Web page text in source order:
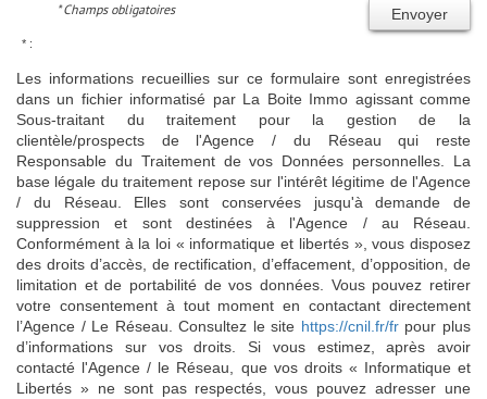
Envoyer
* Champs obligatoires
* :
Les informations recueillies sur ce formulaire sont enregistrées
dans un fichier informatisé par La Boite Immo agissant comme
Sous-traitant du traitement pour la gestion de la
clientèle/prospects de l'Agence / du Réseau qui reste
Responsable du Traitement de vos Données personnelles. La
base légale du traitement repose sur l'intérêt légitime de l'Agence
/ du Réseau. Elles sont conservées jusqu'à demande de
suppression et sont destinées à l'Agence / au Réseau.
Conformément à la loi « informatique et libertés », vous disposez
des droits d’accès, de rectification, d’effacement, d’opposition, de
limitation et de portabilité de vos données. Vous pouvez retirer
votre consentement à tout moment en contactant directement
l’Agence / Le Réseau. Consultez le site https://cnil.fr/frpour plus
d’informations sur vos droits. Si vous estimez, après avoir
contacté l'Agence / le Réseau, que vos droits « Informatique et
Libertés » ne sont pas respectés, vous pouvez adresser une